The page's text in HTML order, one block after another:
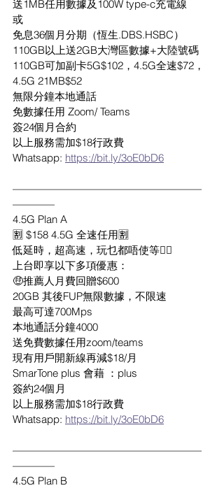
送1MB任用數據及100W type-c充電線
或
免息36個月分期（恆生.DBS.HSBC）
110GB以上送2GB大灣區數據+大陸號碼
110GB可加副卡5G$102，4.5G全速$72，
4.5G 21MB$52
無限分鐘本地通話
免數據任用 Zoom/ Teams
簽24個月合約
以上服務需加$18行政費
Whatsapp: https://bit.ly/3oE0bD6
——————————————————
————
4.5G Plan A
🈹 $158 4.5G 全速任用🈹
低延時，超高速，玩乜都唔使等👍🏻
上台即享以下多項優惠：
🤑推薦人月費回贈$600
20GB 其後FUP無限數據，不限速
最高可達700Mps
本地通話分鐘4000
送免費數據任用zoom/teams
現有用戶開新線再減$18/月
SmarTone plus 會藉 ：plus
簽約24個月
以上服務需加$18行政費
Whatsapp: https://bit.ly/3oE0bD6
——————————————————
————
4.5G Plan B